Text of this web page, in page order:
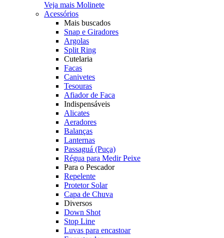
Veja mais Molinete
Acessórios
Mais buscados
Snap e Giradores
Argolas
Split Ring
Cutelaria
Facas
Canivetes
Tesouras
Afiador de Faca
Indispensáveis
Alicates
Aeradores
Balanças
Lanternas
Passaguá (Puça)
Régua para Medir Peixe
Para o Pescador
Repelente
Protetor Solar
Capa de Chuva
Diversos
Down Shot
Stop Line
Luvas para encastoar